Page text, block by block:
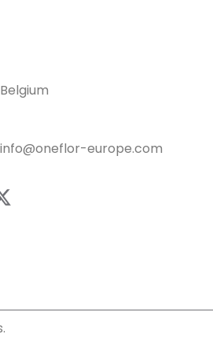
europe.com